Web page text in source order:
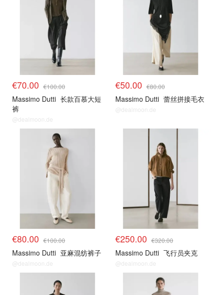
€70.00 €100.00
Massimo Dutti 长款百慕大短
裤
@dealmoon.de
€50.00 €80.00
Massimo Dutti 蕾丝拼接毛衣
@dealmoon.de
€80.00 €100.00
Massimo Dutti 亚麻混纺裤子
@dealmoon.de
€250.00 €320.00
Massimo Dutti 飞行员夹克
@dealmoon.de